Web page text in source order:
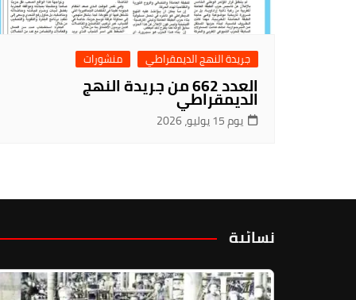
جريدة النهج الديمقراطي منشورات
العدد 662 من جريدة النهجالديمقراطي
يوم 15 يوليو، 2026
نسائية